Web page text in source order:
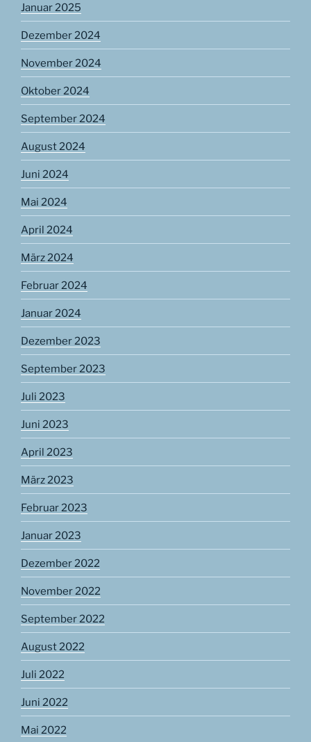
Januar 2025
Dezember 2024
November 2024
Oktober 2024
September 2024
August 2024
Juni 2024
Mai 2024
April 2024
März 2024
Februar 2024
Januar 2024
Dezember 2023
September 2023
Juli 2023
Juni 2023
April 2023
März 2023
Februar 2023
Januar 2023
Dezember 2022
November 2022
September 2022
August 2022
Juli 2022
Juni 2022
Mai 2022